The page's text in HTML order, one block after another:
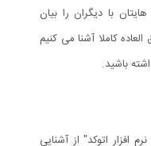
با دیگران را بیان
کاملا آشنا می کنیم
باشید.
افزار اتوکد" از آشنایی